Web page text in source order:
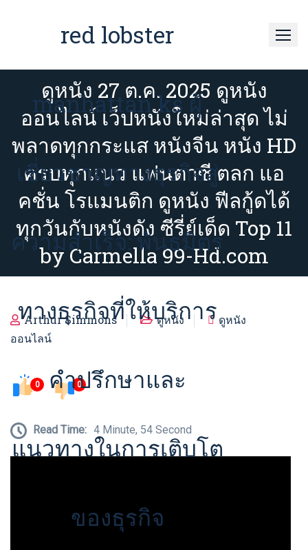
red lobster
manhattan ks ผู้
เชี่ยวชาญทางธุรกิจสู่
ความสำเร็จ: พันธมิตร
ทางธุรกิจที่ให้บริการ
คำปรึกษาและ
แนวทางในการเติบโต
ของธุรกิจ
ดูหนัง 27 ต.ค. 2025 ดูหนัง
ออนไลน์ เว็ปหนังใหม่ล่าสุด ไม่
พลาดทุกกระแส หนังจีน หนัง HD
ครบทุกแนว แฟนตาซี ตลก แอ
คชั่น โรแมนติก ดูหนัง ฟีลกู้ดได้
ทุกวันกับหนังดัง ซีรี่ย์เด็ด Top 11
by Carmella 99-Hd.com
Arthur Simmons ดูหนัง
ดูหนัง
ออนไลน์
0 0
Read Time: 4 Minute, 54 Second